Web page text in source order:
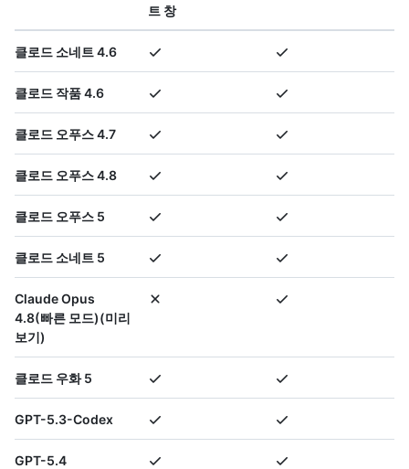
트 창
클로드 소네트 4.6
클로드 작품 4.6
클로드 오푸스 4.7
클로드 오푸스 4.8
클로드 오푸스 5
클로드 소네트 5
Claude Opus
4.8(빠른 모드)(미리
보기)
클로드 우화 5
GPT-5.3-Codex
GPT-5.4